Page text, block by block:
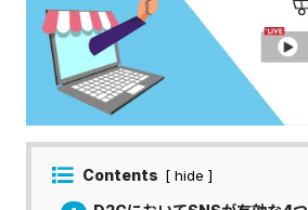
Contents [ hide ]